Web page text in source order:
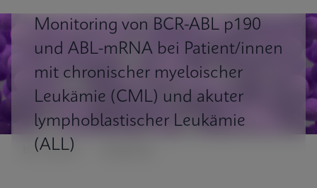
Monitoring von BCR-ABL p190
und ABL-mRNA bei Patient/innen
mit chronischer myeloischer
Leukämie (CML) und akuter
lymphoblastischer Leukämie
(ALL)
Ihr Vorteil